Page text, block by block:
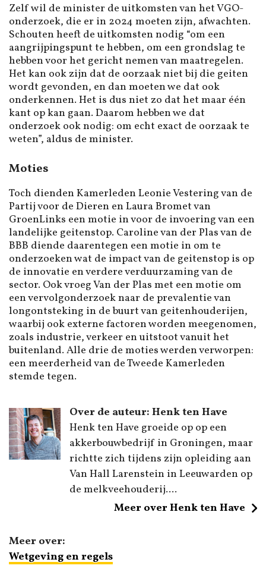
Zelf wil de minister de uitkomsten van het VGO-
onderzoek, die er in 2024 moeten zijn, afwachten.
Schouten heeft de uitkomsten nodig “om een
aangrijpingspunt te hebben, om een grondslag te
hebben voor het gericht nemen van maatregelen.
Het kan ook zijn dat de oorzaak niet bij die geiten
wordt gevonden, en dan moeten we dat ook
onderkennen. Het is dus niet zo dat het maar één
kant op kan gaan. Daarom hebben we dat
onderzoek ook nodig: om echt exact de oorzaak te
weten”, aldus de minister.
Moties
Toch dienden Kamerleden Leonie Vestering van de
Partij voor de Dieren en Laura Bromet van
GroenLinks een motie in voor de invoering van een
landelijke geitenstop. Caroline van der Plas van de
BBB diende daarentegen een motie in om te
onderzoeken wat de impact van de geitenstop is op
de innovatie en verdere verduurzaming van de
sector. Ook vroeg Van der Plas met een motie om
een vervolgonderzoek naar de prevalentie van
longontsteking in de buurt van geitenhouderijen,
waarbij ook externe factoren worden meegenomen,
zoals industrie, verkeer en uitstoot vanuit het
buitenland. Alle drie de moties werden verworpen:
een meerderheid van de Tweede Kamerleden
stemde tegen.
Over de auteur: Henk ten Have
Henk ten Have groeide op op een
akkerbouwbedrijf in Groningen, maar
richtte zich tijdens zijn opleiding aan
Van Hall Larenstein in Leeuwarden op
de melkveehouderij....
Meer over Henk ten Have
Meer over:
Wetgeving en regels